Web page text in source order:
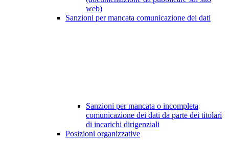
web)
Sanzioni per mancata comunicazione dei dati
Sanzioni per mancata o incompleta
comunicazione dei dati da parte dei titolari
di incarichi dirigenziali
Posizioni organizzative